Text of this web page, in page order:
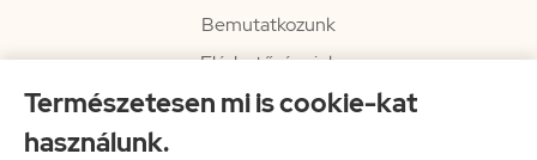
Természetesen mi is cookie-kat
használunk.
Bemutatkozunk
Elérhetőségeink
Hírlevél